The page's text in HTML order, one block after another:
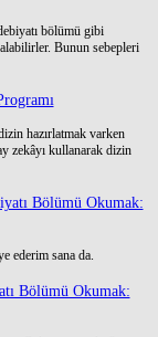
bölümü gibi
Bunun sebepleri
hazırlatmak varken
zekâyı kullanarak dizin
Bölümü Okumak:
ederim sana da.
Bölümü Okumak: